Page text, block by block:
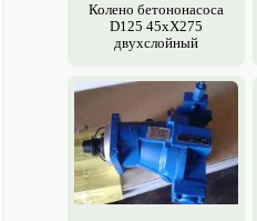
Колено бетононасоса
D125 45хХ275
двухслойный